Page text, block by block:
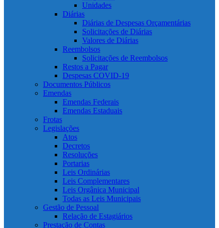
Unidades
Diárias
Diárias de Despesas Orçamentárias
Solicitações de Diárias
Valores de Diárias
Reembolsos
Solicitações de Reembolsos
Restos a Pagar
Despesas COVID-19
Documentos Públicos
Emendas
Emendas Federais
Emendas Estaduais
Frotas
Legislações
Atos
Decretos
Resoluções
Portarias
Leis Ordinárias
Leis Complementares
Leis Orgânica Municipal
Todas as Leis Municipais
Gestão de Pessoal
Relação de Estagiários
Prestação de Contas